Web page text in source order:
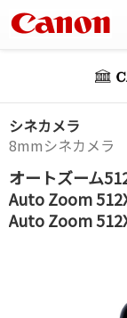
シネカメラ
8mmシネカメラ
オートズーム
Auto Zoom
Auto Zoom